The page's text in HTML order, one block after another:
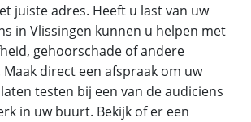
juiste adres. Heeft u last van uw
in Vlissingen kunnen u helpen met
gehoorschade of andere
direct een afspraak om uw
testen bij een van de audiciens
in uw buurt. Bekijk of er een